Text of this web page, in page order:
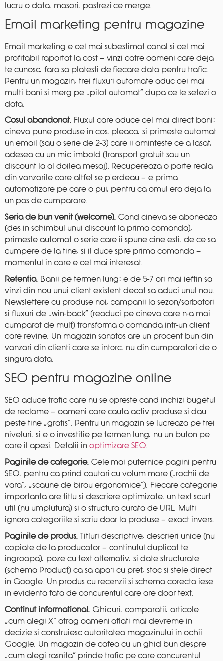
lucru o data, masori, pastrezi ce merge.
Email marketing pentru magazine
Email marketing e cel mai subestimat canal si cel mai
profitabil raportat la cost — vinzi catre oameni care deja
te cunosc, fara sa platesti de fiecare data pentru trafic.
Pentru un magazin, trei fluxuri automate aduc cei mai
multi bani si merg pe „pilot automat” dupa ce le setezi o
data.
Cosul abandonat. Fluxul care aduce cel mai direct bani:
cineva pune produse in cos, pleaca, si primeste automat
un email (sau o serie de 2-3) care ii aminteste ce a lasat,
adesea cu un mic imbold (transport gratuit sau un
discount la al doilea mesaj). Recupereaza o parte reala
din vanzarile care altfel se pierdeau — e prima
automatizare pe care o pui, pentru ca omul era deja la
un pas de cumparare.
Seria de bun venit (welcome). Cand cineva se aboneaza
(des in schimbul unui discount la prima comanda),
primeste automat o serie care ii spune cine esti, de ce sa
cumpere de la tine, si il duce spre prima comanda —
momentul in care e cel mai interesat.
Retentia. Banii pe termen lung: e de 5-7 ori mai ieftin sa
vinzi din nou unui client existent decat sa aduci unul nou.
Newslettere cu produse noi, campanii la sezon/sarbatori
si fluxuri de „win-back” (readuci pe cineva care n-a mai
cumparat de mult) transforma o comanda intr-un client
care revine. Un magazin sanatos are un procent bun din
vanzari din clienti care se intorc, nu din cumparatori de o
singura data.
SEO pentru magazine online
SEO aduce trafic care nu se opreste cand inchizi bugetul
de reclame — oameni care cauta activ produse si dau
peste tine „gratis”. Pentru un magazin se lucreaza pe trei
niveluri, si e o investitie pe termen lung, nu un buton pe
care il apesi. Detalii in optimizare SEO
Paginile de categorie. Cele mai puternice pagini pentru
SEO, pentru ca prind cautari cu volum mare („rochii de
vara”, „scaune de birou ergonomice”). Fiecare categorie
importanta are titlu si descriere optimizate, un text scurt
util (nu umplutura) si o structura curata de URL. Multi
ignora categoriile si scriu doar la produse — exact invers.
Paginile de produs. Titluri descriptive, descrieri unice (nu
copiate de la producator — continutul duplicat te
ingroapa), poze cu text alternativ, si date structurate
(schema Product) ca sa apari cu pret, stoc si stele direct
in Google. Un produs cu recenzii si schema corecta iese
in evidenta fata de concurentul care are doar text.
Continut informational. Ghiduri, comparatii, articole
„cum alegi X” atrag oameni aflati mai devreme in
decizie si construiesc autoritatea magazinului in ochii
Google. Un magazin de cafea cu un ghid bun despre
„cum alegi rasnita” prinde trafic pe care concurentul